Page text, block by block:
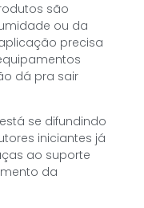
são
ou da
precisa
dá pra sair
se difundindo
iniciantes já
ao suporte
da